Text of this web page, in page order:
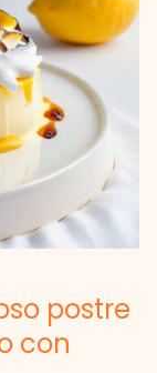
postre
con